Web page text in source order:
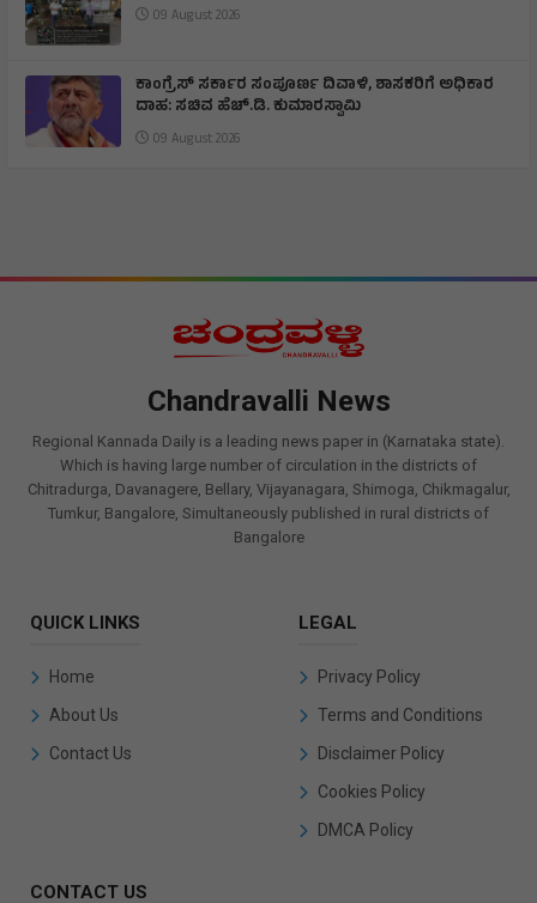
09 August 2026
ಕಾಂಗ್ರೆಸ್ ಸರ್ಕಾರ ಸಂಪೂರ್ಣ ದಿವಾಳಿ, ಶಾಸಕರಿಗೆ ಅಧಿಕಾರ
ದಾಹ: ಸಚಿವ ಹೆಚ್.ಡಿ. ಕುಮಾರಸ್ವಾಮಿ
09 August 2026
Chandravalli News
Regional Kannada Daily is a leading news paper in (Karnataka state).
Which is having large number of circulation in the districts of
Chitradurga, Davanagere, Bellary, Vijayanagara, Shimoga, Chikmagalur,
Tumkur, Bangalore, Simultaneously published in rural districts of
Bangalore
QUICK LINKS
Home
About Us
Contact Us
LEGAL
Privacy Policy
Terms and Conditions
Disclaimer Policy
Cookies Policy
DMCA Policy
CONTACT US